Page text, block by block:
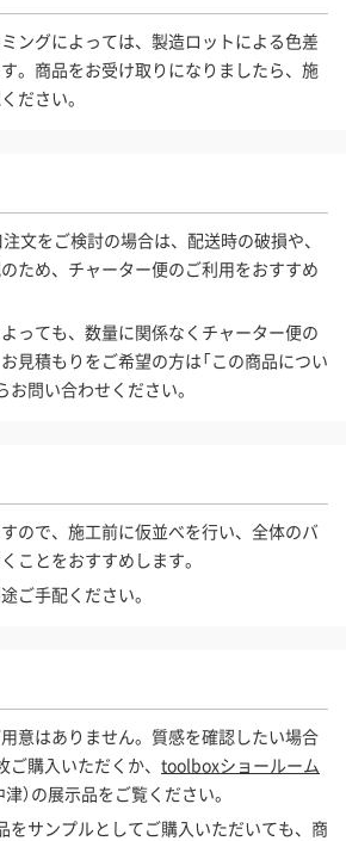
ングによっては、製造ロットによる色差
。商品をお受け取りになりましたら、施
ださい。
文をご検討の場合は、配送時の破損や、
ため、チャーター便のご利用をおすすめ
っても、数量に関係なくチャーター便の
見積もりをご希望の方は「この商品につい
お問い合わせください。
ので、施工前に仮並べを行い、全体のバ
ことをおすすめします。
ご手配ください。
意はありません。質感を確認したい場合
購入いただくか、 toolboxショールーム
）の展示品をご覧ください。
をサンプルとしてご購入いただいても、商